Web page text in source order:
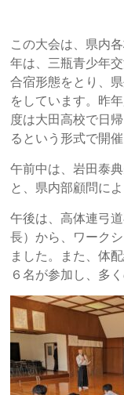
この大会は、県内
年は、三瓶青少年
合宿形態をとり、
をしています。昨
度は大田高校で日
るという形式で開催
午前中は、岩田泰
と、県内部顧問に
午後は、高体連弓
長）から、ワーク
ました。また、体
６名が参加し、多